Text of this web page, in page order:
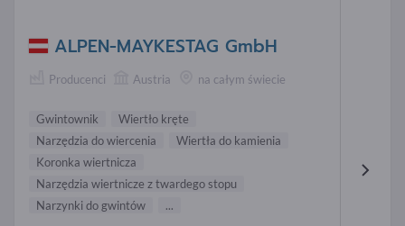
ALPEN-MAYKESTAG GmbH
Producenci Austria na całym świecie
Gwintownik
Wiertło kręte
Narzędzia do wiercenia
Wiertła do kamienia
Koronka wiertnicza
Narzędzia wiertnicze z twardego stopu
Narzynki do gwintów
...